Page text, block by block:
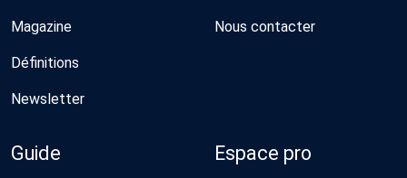
Magazine
Définitions
Newsletter
Nous contacter
Guide Espace pro